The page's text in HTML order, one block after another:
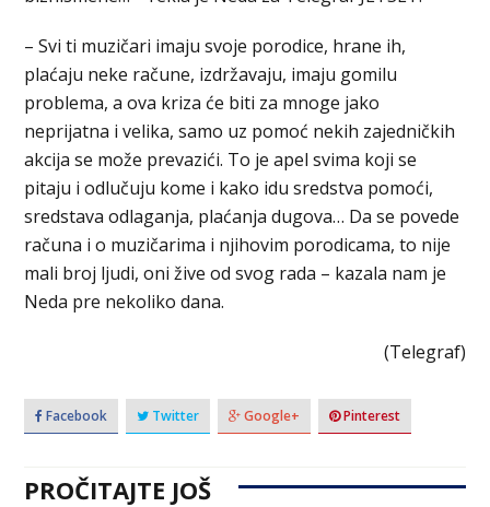
– Svi ti muzičari imaju svoje porodice, hrane ih,
plaćaju neke račune, izdržavaju, imaju gomilu
problema, a ova kriza će biti za mnoge jako
neprijatna i velika, samo uz pomoć nekih zajedničkih
akcija se može prevazići. To je apel svima koji se
pitaju i odlučuju kome i kako idu sredstva pomoći,
sredstava odlaganja, plaćanja dugova… Da se povede
računa i o muzičarima i njihovim porodicama, to nije
mali broj ljudi, oni žive od svog rada – kazala nam je
Neda pre nekoliko dana.
(Telegraf)
Facebook Twitter Google+ Pinterest
PROČITAJTE JOŠ